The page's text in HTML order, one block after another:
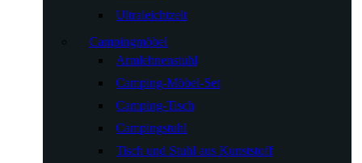
Ultraleichtzelt
Campingmöbel
Armlehnenstuhl
Camping-Möbel-Set
Camping-Tisch
Campingstuhl
Tisch und Stuhl aus Kunststoff